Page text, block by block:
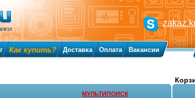
Как купить? Доставка Оплата Вакансии
МУЛЬТИПОИСК